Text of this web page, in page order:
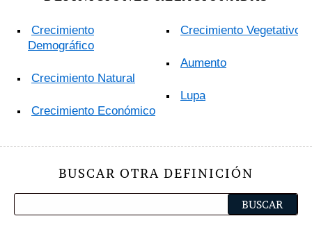
Crecimiento
Demográfico
Crecimiento Natural
Crecimiento Económico
Crecimiento Vegetativo
Aumento
Lupa
BUSCAR OTRA DEFINICIÓN